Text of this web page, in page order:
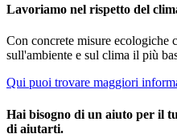
Lavoriamo nel rispetto del
Con concrete misure ecologiche
sull'ambiente e sul clima il più
Qui puoi trovare maggiori
Hai bisogno di un aiuto per il
di aiutarti.